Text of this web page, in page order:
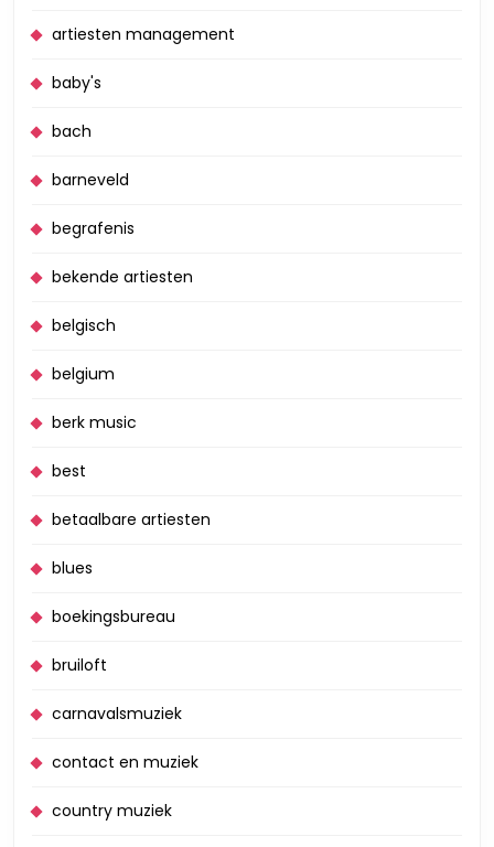
artiesten management
baby's
bach
barneveld
begrafenis
bekende artiesten
belgisch
belgium
berk music
best
betaalbare artiesten
blues
boekingsbureau
bruiloft
carnavalsmuziek
contact en muziek
country muziek